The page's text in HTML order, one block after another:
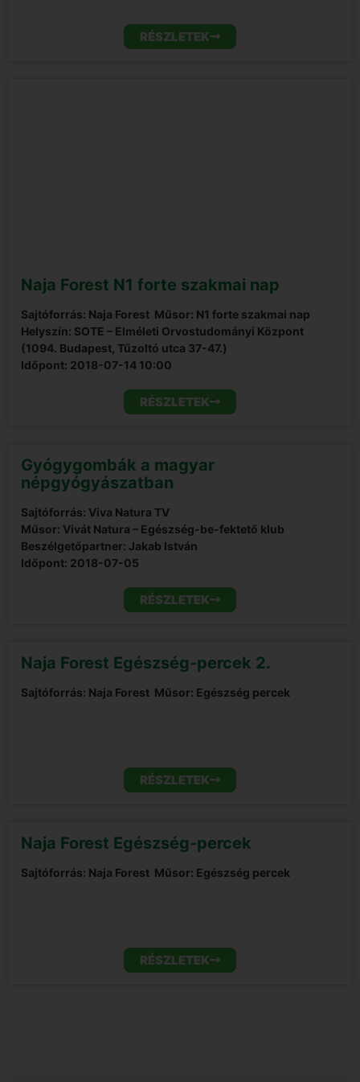
RÉSZLETEK
Naja Forest N1 forte szakmai nap
Sajtóforrás: Naja Forest Műsor: N1 forte szakmai nap
Helyszín: SOTE – Elméleti Orvostudományi Központ
(1094. Budapest, Tűzoltó utca 37-47.)
Időpont: 2018-07-14 10:00
RÉSZLETEK
Gyógygombák a magyar
népgyógyászatban
Sajtóforrás: Viva Natura TV
Műsor: Vivát Natura – Egészség-be-fektető klub
Beszélgetőpartner: Jakab István
Időpont: 2018-07-05
RÉSZLETEK
Naja Forest Egészség-percek 2.
Sajtóforrás: Naja Forest Műsor: Egészség percek
RÉSZLETEK
Naja Forest Egészség-percek
Sajtóforrás: Naja Forest Műsor: Egészség percek
RÉSZLETEK